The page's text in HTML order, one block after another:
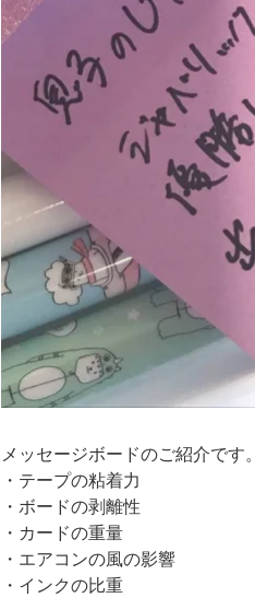
メッセージボードのご紹介です。
・テープの粘着力
・ボードの剥離性
・カードの重量
・エアコンの風の影響
・インクの比重